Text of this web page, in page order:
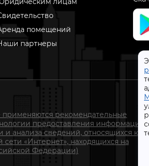
помещений
партнеры
рекомендательные
предоставления информации
и анализа сведений, относящихся к
«Интернет», находящихся на
Федерации)